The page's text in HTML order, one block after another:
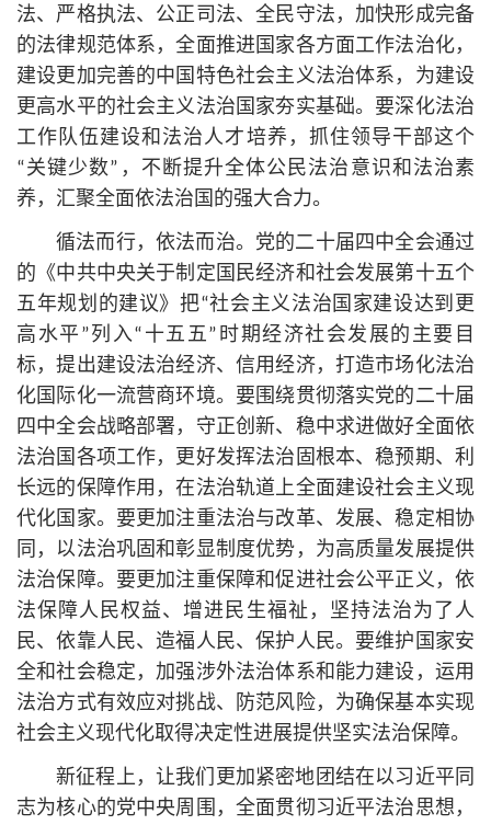
法、严格执法、公正司法、全民守法，加快形成完备
的法律规范体系，全面推进国家各方面工作法治化，
建设更加完善的中国特色社会主义法治体系，为建设
更高水平的社会主义法治国家夯实基础。要深化法治
工作队伍建设和法治人才培养，抓住领导干部这个
“关键少数”，不断提升全体公民法治意识和法治素
养，汇聚全面依法治国的强大合力。
循法而行，依法而治。党的二十届四中全会通过
的《中共中央关于制定国民经济和社会发展第十五个
五年规划的建议》把“社会主义法治国家建设达到更
高水平”列入“十五五”时期经济社会发展的主要目
标，提出建设法治经济、信用经济，打造市场化法治
化国际化一流营商环境。要围绕贯彻落实党的二十届
四中全会战略部署，守正创新、稳中求进做好全面依
法治国各项工作，更好发挥法治固根本、稳预期、利
长远的保障作用，在法治轨道上全面建设社会主义现
代化国家。要更加注重法治与改革、发展、稳定相协
同，以法治巩固和彰显制度优势，为高质量发展提供
法治保障。要更加注重保障和促进社会公平正义，依
法保障人民权益、增进民生福祉，坚持法治为了人
民、依靠人民、造福人民、保护人民。要维护国家安
全和社会稳定，加强涉外法治体系和能力建设，运用
法治方式有效应对挑战、防范风险，为确保基本实现
社会主义现代化取得决定性进展提供坚实法治保障。
新征程上，让我们更加紧密地团结在以习近平 同
志为核心的党中央周围，全面贯彻习近平法治思想，